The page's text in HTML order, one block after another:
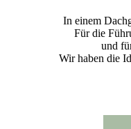
In einem
Für die
und
Wir haben die